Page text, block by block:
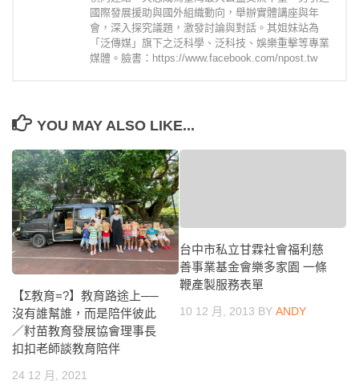
國際發展援助與國外組織動向，舉辦實體講座與年
會，深入探究議題，激發討論與對話。其姐妹站為
「泛傳媒」旗下之泛科學、泛科技、娛樂重擊等專業
媒體。臉書：https://www.facebook.com/npost.tw
YOU MAY ALSO LIKE...
【Σ教育=?】教育路途上──
沒有誰幫誰，而是陪伴彼此
／籿苗教育發展協會理事長
扣扣老師談教育陪伴
24 12 月, 2021
台中市私立甘霖社會福利慈
善事業基金會樂多家園 一條
鞭產製服務表單
10 12 月, 2013 BY ANDY